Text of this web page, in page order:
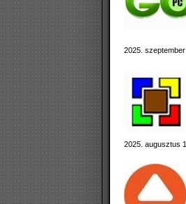
2025.
2025. augusztus